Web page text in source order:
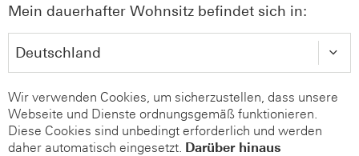
Mein dauerhafter Wohnsitz befindet sich in:
Wir verwenden Cookies, um sicherzustellen, dass unsere
Webseite und Dienste ordnungsgemäß funktionieren.
Diese Cookies sind unbedingt erforderlich und werden
daher automatisch eingesetzt. Darüber hinaus